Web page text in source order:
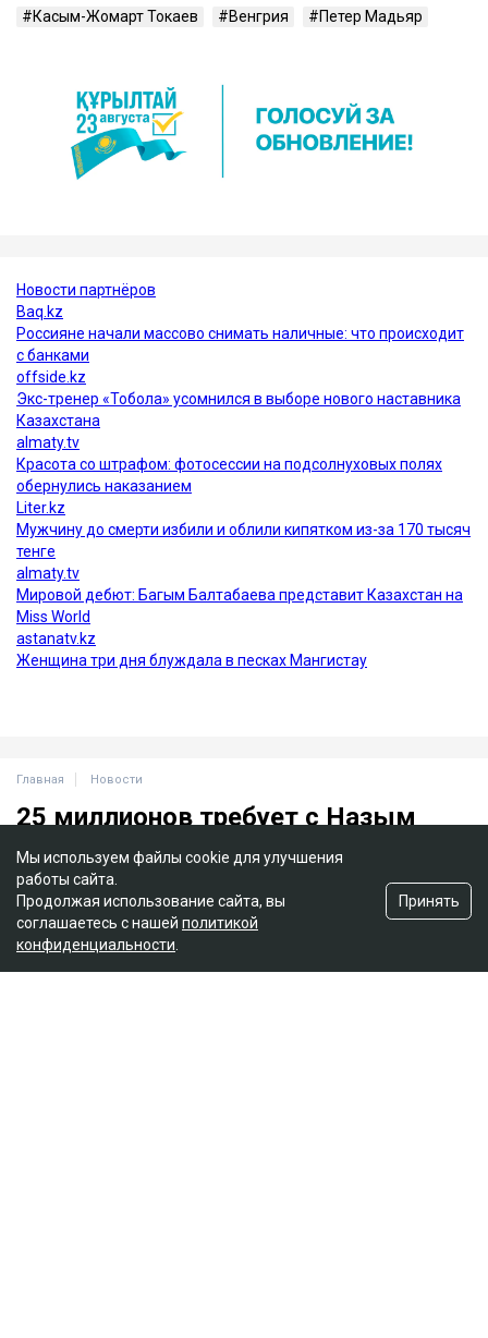
Касым-Жомарт Токаев Венгрия Петер Мадьяр
Мы используем файлы cookie для улучшения
работы сайта.
Продолжая использование сайта, вы
соглашаетесь с нашей политикой
конфиденциальности
Принять